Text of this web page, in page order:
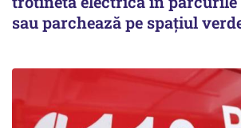
sau parchează pe spațiul